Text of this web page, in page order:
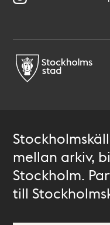
mellan arkiv,
Stockholm.
till